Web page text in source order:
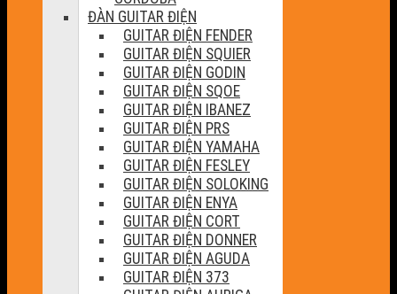
ĐÀN GUITAR ĐIỆN
GUITAR ĐIỆN FENDER
GUITAR ĐIỆN SQUIER
GUITAR ĐIỆN GODIN
GUITAR ĐIỆN SQOE
GUITAR ĐIỆN IBANEZ
GUITAR ĐIỆN PRS
GUITAR ĐIỆN YAMAHA
GUITAR ĐIỆN FESLEY
GUITAR ĐIỆN SOLOKING
GUITAR ĐIỆN ENYA
GUITAR ĐIỆN CORT
GUITAR ĐIỆN DONNER
GUITAR ĐIỆN AGUDA
GUITAR ĐIỆN 373